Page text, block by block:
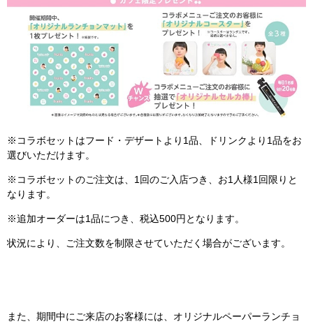
※コラボセットはフード・デザートより1品、ドリンクより1品をお
選びいただけます。
※コラボセットのご注文は、1回のご入店つき、お1人様1回限りと
なります。
※追加オーダーは1品につき、税込500円となります。
状況により、ご注文数を制限させていただく場合がございます。
また、期間中にご来店のお客様には、オリジナルペーパーランチョ